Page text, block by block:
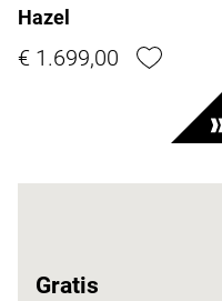
Hazel
€ 1.699,00
Gratis